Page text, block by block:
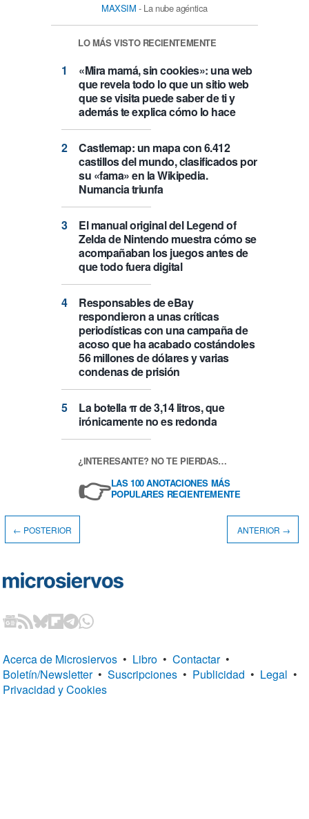
MAXSIM - La nube agéntica
LO MÁS VISTO RECIENTEMENTE
«Mira mamá, sin cookies»: una web
que revela todo lo que un sitio web
que se visita puede saber de ti y
además te explica cómo lo hace
Castlemap: un mapa con 6.412
castillos del mundo, clasificados por
su «fama» en la Wikipedia.
Numancia triunfa
El manual original del Legend of
Zelda de Nintendo muestra cómo se
acompañaban los juegos antes de
que todo fuera digital
Responsables de eBay
respondieron a unas críticas
periodísticas con una campaña de
acoso que ha acabado costándoles
56 millones de dólares y varias
condenas de prisión
La botella π de 3,14 litros, que
irónicamente no es redonda
¿INTERESANTE? NO TE PIERDAS…
👉LAS 100 ANOTACIONES MÁS
POPULARES RECIENTEMENTE
← POSTERIOR ANTERIOR →
Acerca de Microsiervos • Libro • Contactar •
Boletín/Newsletter • Suscripciones • Publicidad • Legal •
Privacidad y Cookies